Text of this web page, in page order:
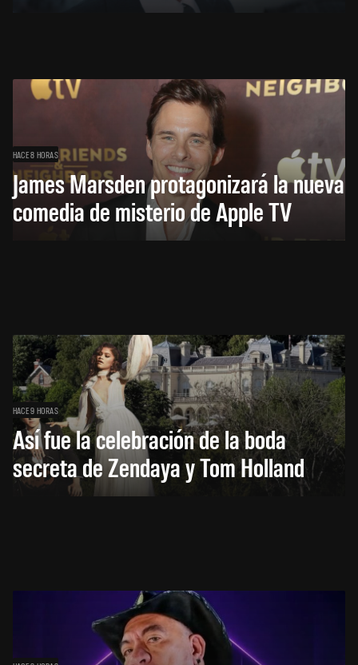
HACE 8 HORAS
James Marsden protagonizará la nueva
comedia de misterio de Apple TV
HACE 9 HORAS
Así fue la celebración de la boda
secreta de Zendaya y Tom Holland